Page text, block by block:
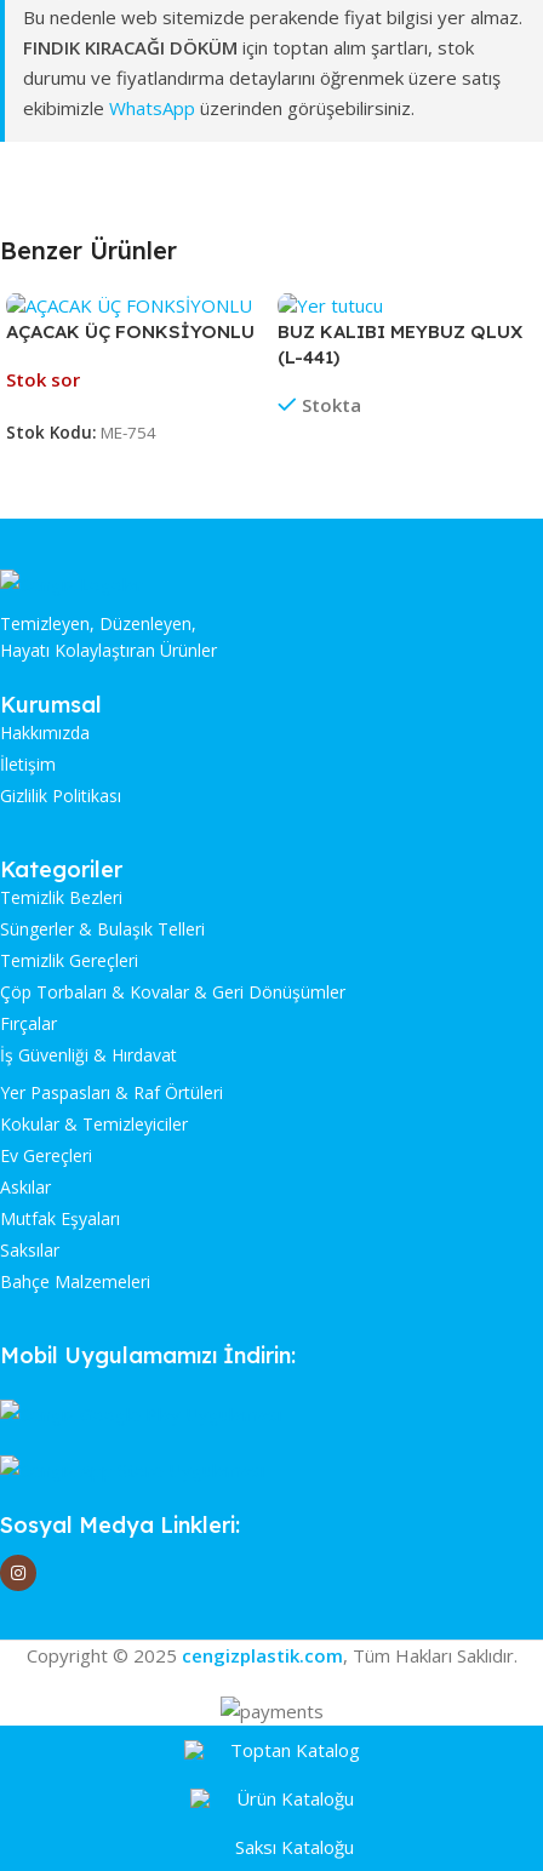
Bu nedenle web sitemizde perakende fiyat bilgisi yer almaz.
FINDIK KIRACAĞI DÖKÜM için toptan alım şartları, stok
durumu ve fiyatlandırma detaylarını öğrenmek üzere satış
ekibimizle WhatsApp üzerinden görüşebilirsiniz.
Benzer Ürünler
AÇACAK ÜÇ FONKSİYONLU
Stok sor
Stok Kodu: ME-754
BUZ KALIBI MEYBUZ QLUX
(L-441)
Stokta
Temizleyen, Düzenleyen,
Hayatı Kolaylaştıran Ürünler
Kurumsal
Hakkımızda
İletişim
Gizlilik Politikası
Kategoriler
Temizlik Bezleri
Süngerler & Bulaşık Telleri
Temizlik Gereçleri
Çöp Torbaları & Kovalar & Geri Dönüşümler
Fırçalar
İş Güvenliği & Hırdavat
Yer Paspasları & Raf Örtüleri
Kokular & Temizleyiciler
Ev Gereçleri
Askılar
Mutfak Eşyaları
Saksılar
Bahçe Malzemeleri
Mobil Uygulamamızı İndirin:
Sosyal Medya Linkleri:
Copyright © 2025 cengizplastik.com, Tüm Hakları Saklıdır.
Toptan Katalog
Ürün Kataloğu
Saksı Kataloğu